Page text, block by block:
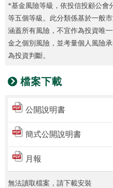
*基金風險等級，依投信投顧公會
等五個等級。此分類係基於一般
涵蓋所有風險，不宜作為投資唯
金之個別風險，並考量個人風險
為投資判斷。
檔案下載
公開說明書
簡式公開說明書
月報
無法讀取檔案，請下載安裝